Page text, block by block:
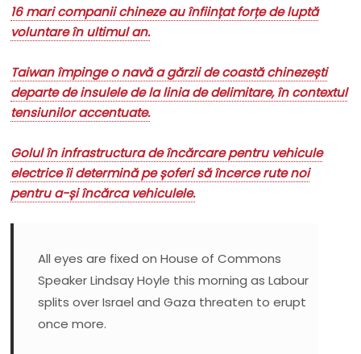
16 mari companii chineze au înființat forțe de luptă
voluntare în ultimul an.
Taiwan împinge o navă a gărzii de coastă chinezești
departe de insulele de la linia de delimitare, în contextul
tensiunilor accentuate.
Golul în infrastructura de încărcare pentru vehicule
electrice îi determină pe șoferi să încerce rute noi
pentru a-și încărca vehiculele.
All eyes are fixed on House of Commons
Speaker Lindsay Hoyle this morning as Labour
splits over Israel and Gaza threaten to erupt
once more.